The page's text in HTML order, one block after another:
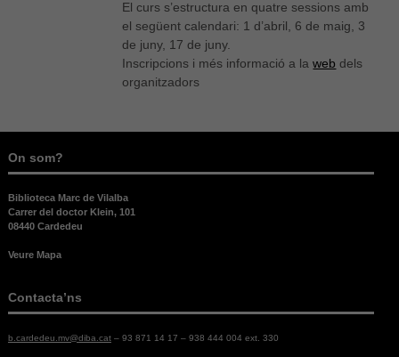
El curs s’estructura en quatre sessions amb
el següent calendari: 1 d’abril, 6 de maig, 3
de juny, 17 de juny.
Inscripcions i més informació a laweb dels
organitzadors
On som?
Biblioteca Marc de Vilalba
Carrer del doctor Klein, 101
08440 Cardedeu
Veure Mapa
Contacta’ns
b.cardedeu.mv@diba.cat– 93 871 14 17 – 938 444 004 ext. 330
Necessàries